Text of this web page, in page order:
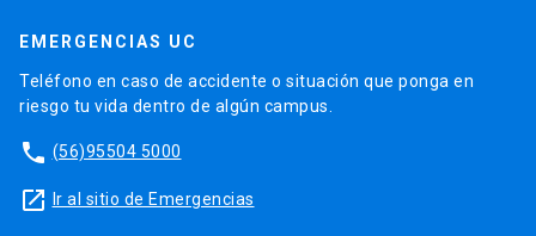
EMERGENCIAS UC
Teléfono en caso de accidente o situación que ponga en
riesgo tu vida dentro de algún campus.
phone (56)95504 5000
launch Ir al sitio de Emergencias